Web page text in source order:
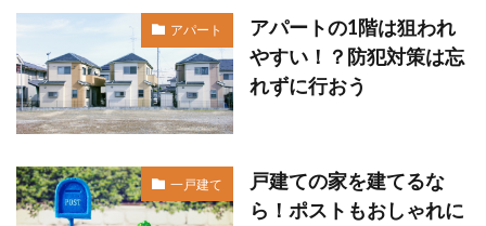
アパート
アパートの1階は狙われ
やすい！？防犯対策は忘
れずに行おう
一戸建て
戸建ての家を建てるな
ら！ポストもおしゃれに